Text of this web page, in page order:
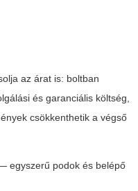
az árat is: boltban
és garanciális költség,
csökkenthetik a végső
egyszerű podok és belépő